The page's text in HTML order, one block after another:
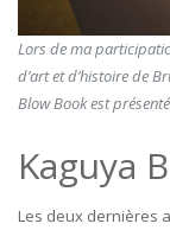
Lors de ma
d’art et d’histoire de
Blow Book est
Kaguya
Les deux dernières